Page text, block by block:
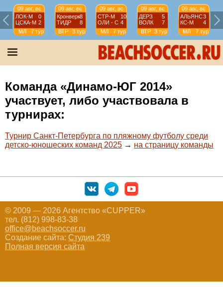
09 авг, вс
ЛОК-М
0
ЦСКА-М 2
МЛ
7 тур
09 авг, вс
Кронверк8
ТИДР
8
ВТР
3 тур
09 авг, вс
СТР-М
10
ОЛИ - С 4
МЛ
7 тур
09 авг, вс
ДЕРЗ
5
ВОЛК
7
ВТР
3 тур
09 авг, вс
АЛЬЯНС3
КС-М
4
МЛ
7 тур
Команда «Динамо-ЮГ 2014»
участвует, либо участвовала в
турнирах:
Турнир Санкт-Петербурга по пляжному футболу среди
детско-юношеских команд 2025 → на страницу команды
© 2009 — 2026 Агентство «CUPPER»
тел. (812) 998-83-38
office@beachsoccer.ru
Создание сайта: Студия 239
Полная версия сайта